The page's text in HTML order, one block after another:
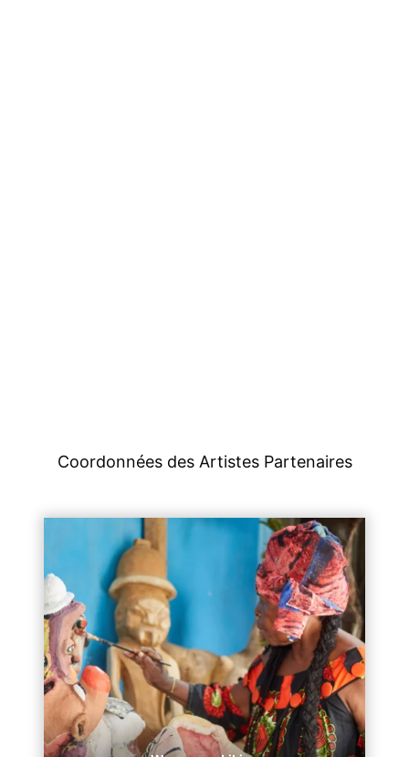
Coordonnées des Artistes Partenaires